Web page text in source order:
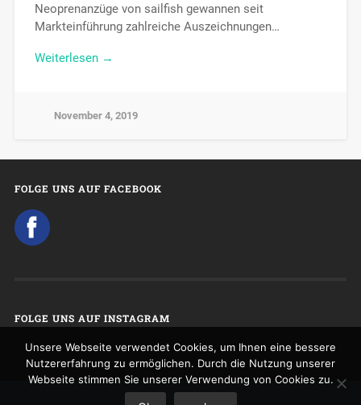
Neoprenanzüge von sailfish gewannen seit
Markteinführung zahlreiche Auszeichnungen…
Weiterlesen →
November 4, 2019
FOLGE UNS AUF FACEBOOK
FOLGE UNS AUF INSTAGRAM
Unsere Webseite verwendet Cookies, um Ihnen eine bessere
Nutzererfahrung zu ermöglichen. Durch die Nutzung unserer
Webseite stimmen Sie unserer Verwendung von Cookies zu.